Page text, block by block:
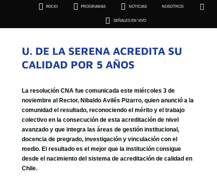
 INICIO  PROGRAMAS  NOTICIAS NOSOTROS 
 SEÑALES EN VIVO
 SEÑALES EN VIVO
U. DE LA SERENA ACREDITA SU
CALIDAD POR 5 AÑOS
La resolución CNA fue comunicada este miércoles 3 de
noviembre al Rector, Nibaldo Avilés Pizarro, quien anunció a la
comunidad el resultado, reconociendo el mérito y el trabajo
colectivo en la consecución de esta acreditación de nivel
avanzado y que integra las áreas de gestión institucional,
docencia de pregrado, investigación y vinculación con el
medio. El resultado es el mejor que la institución consigue
desde el nacimiento del sistema de acreditación de calidad en
Chile.